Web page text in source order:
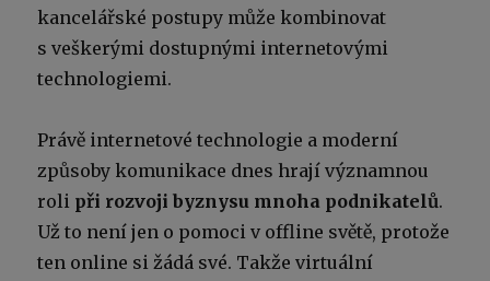
kancelářské postupy může kombinovat
s veškerými dostupnými internetovými
technologiemi.
Právě internetové technologie a moderní
způsoby komunikace dnes hrají významnou
roli při rozvoji byznysu mnoha podnikatelů.
Už to není jen o pomoci v offline světě, protože
ten online si žádá své. Takže virtuální